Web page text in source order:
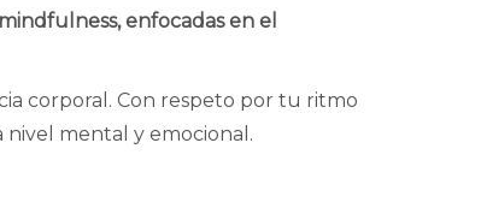
enfocadas en el
corporal. Con respeto por tu ritmo
nivel mental y emocional.